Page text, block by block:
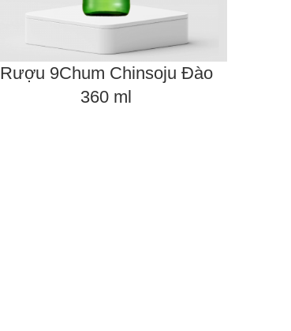
Rượu 9Chum Chinsoju Đào
360 ml